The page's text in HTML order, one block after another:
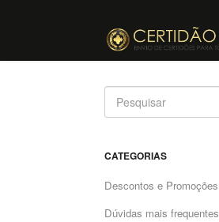
CATEGORIAS
Descontos e Promoções
Dúvidas mais frequentes